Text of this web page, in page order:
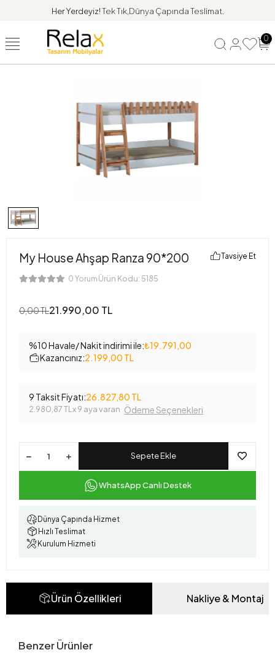
Her Yerdeyiz!Tek Tık,Dünya Çapında Teslimat.
0
My House Ahşap Ranza 90*200
0 Yorum Ürün Kodu: 5185
Tavsiye Et
0,00 TL21.990,00 TL
%10 Havale/ Nakit indirimi ile:₺19.791,00
Kazancınız:2.199,00 TL
9 Taksit Fiyatı:26.827,80 TL
2.980,87 TL x 9 aya varan Ödeme Seçenekleri
Sepete Ekle
WhatsApp Canlı Destek
Dünya Çapında Hizmet
Hızlı Teslimat
Kurulum Hizmeti
Ürün Özellikleri Nakliye & Montaj
Benzer Ürünler